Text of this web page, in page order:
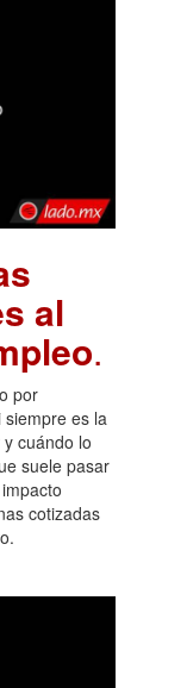
al
.
por
es la
cuándo lo
suele pasar
cotizadas